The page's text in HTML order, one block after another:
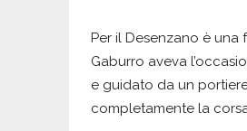
Per il Desenzano è
Gaburro aveva
e guidato da un
completamente la